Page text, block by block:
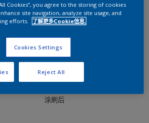
涂刷后
Cookies”, you agree to the storing of cookies
site navigation, analyze site usage, and
efforts.
了解更多Cookie信息.
Cookies Settings
Reject All